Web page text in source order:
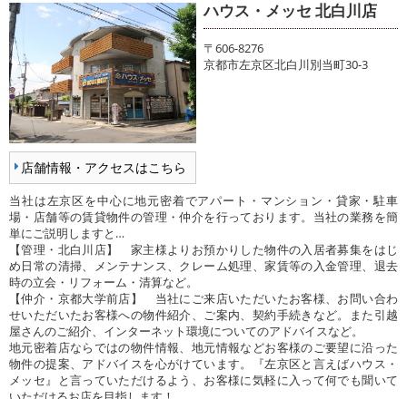
店舗情報・アクセスはこちら
ハウス・メッセ 北白川店
〒606-8276
京都市左京区北白川別当町30-3
当社は左京区を中心に地元密着でアパート・マンション・貸家・駐車
場・店舗等の賃貸物件の管理・仲介を行っております。当社の業務を簡
単にご説明しますと…
【管理・北白川店】 家主様よりお預かりした物件の入居者募集をはじ
め日常の清掃、メンテナンス、クレーム処理、家賃等の入金管理、退去
時の立会・リフォーム・清算など。
【仲介・京都大学前店】 当社にご来店いただいたお客様、お問い合わ
せいただいたお客様への物件紹介、ご案内、契約手続きなど。また引越
屋さんのご紹介、インターネット環境についてのアドバイスなど。
地元密着店ならではの物件情報、地元情報などお客様のご要望に沿った
物件の提案、アドバイスを心がけています。『左京区と言えばハウス・
メッセ』と言っていただけるよう、お客様に気軽に入って何でも聞いて